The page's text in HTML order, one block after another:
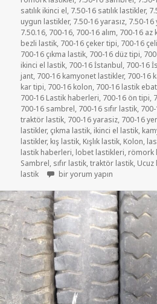
satılık ikinci el, 7.50-16 satılık lastikler,
uygun lastikler, 7.50-16 yarasız, 7.50-16
7.50.16, 700-16, 700-16 alım, 700-16 az
bezli lastik, 700-16 çeker tipi, 700-16
700-16 çıkma lastik, 700-16 düz tipi,
ikinci el lastik, 700-16 İstanbul, 700-16
jant, 700-16 kamyonet lastikler, 700-16
kar tipi, 700-16 kolon, 700-16 lastik
700-16 Lastik haberleri, 700-16 ön tipi,
700-16 sambrel, 700-16 sıfır lastik,
traktör lastik, 700-16 yarasiz, 700-16
lastikler, çıkma lastik, ikinci el lastik,
lastikler, kış lastik, Kışlık lastik, Kolon,
lastik haberleri, lobet lastikleri, römork
Sambrel, sıfır lastik,traktör lastik, Ucuz
lastik
7-50R16 ÇIKMA KAMYONET
bir yorum yapın